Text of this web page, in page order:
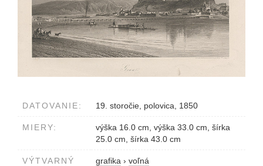
DATOVANIE: 19. storočie, polovica, 1850
MIERY:
výška 16.0 cm, výška 33.0 cm, šírka
25.0 cm, šírka 43.0 cm
VÝTVARNÝ
grafika › voľná